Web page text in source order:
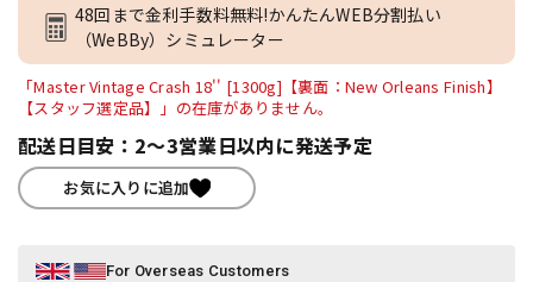
48回まで金利手数料無料!かんたんWEB分割払い
（WeBBy）シミュレーター
「Master Vintage Crash 18'' [1300g]【裏面：New Orleans Finish】
【スタッフ選定品】」の在庫がありません。
配送日目安：2～3営業日以内に発送予定
お気に入りに追加
For Overseas Customers